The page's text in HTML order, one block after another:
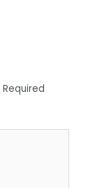
Required